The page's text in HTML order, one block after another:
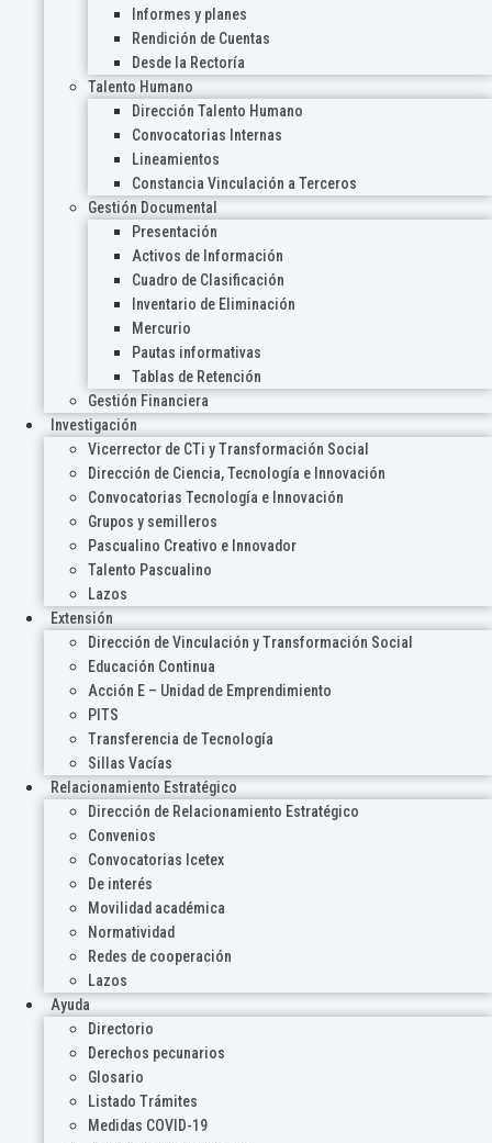
Informes y planes
Rendición de Cuentas
Desde la Rectoría
Talento Humano
Dirección Talento Humano
Convocatorias Internas
Lineamientos
Constancia Vinculación a Terceros
Gestión Documental
Presentación
Activos de Información
Cuadro de Clasificación
Inventario de Eliminación
Mercurio
Pautas informativas
Tablas de Retención
Gestión Financiera
Investigación
Vicerrector de CTi y Transformación Social
Dirección de Ciencia, Tecnología e Innovación
Convocatorias Tecnología e Innovación
Grupos y semilleros
Pascualino Creativo e Innovador
Talento Pascualino
Lazos
Extensión
Dirección de Vinculación y Transformación Social
Educación Continua
Acción E – Unidad de Emprendimiento
PITS
Transferencia de Tecnología
Sillas Vacías
Relacionamiento Estratégico
Dirección de Relacionamiento Estratégico
Convenios
Convocatorias Icetex
De interés
Movilidad académica
Normatividad
Redes de cooperación
Lazos
Ayuda
Directorio
Derechos pecunarios
Glosario
Listado Trámites
Medidas COVID-19